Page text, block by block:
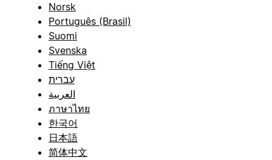
Norsk
Português (Brasil)
Suomi
Svenska
Tiếng Việt
עברית
العربية
ภาษาไทย
한국어
日本語
简体中文